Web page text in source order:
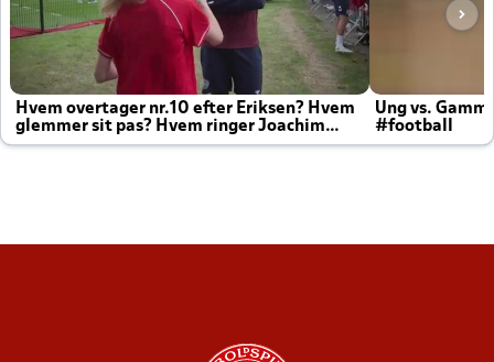
Hvem overtager nr.10 efter Eriksen? Hvem
glemmer sit pas? Hvem ringer Joachim
altid til efter kampe?
Ung vs.
#football